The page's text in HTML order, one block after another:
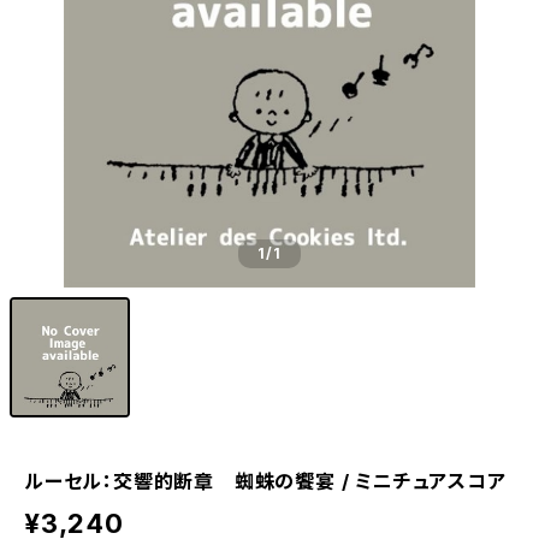
1/1
ルーセル：交響的断章 蜘蛛の饗宴 / ミニチュアスコア
¥3,240